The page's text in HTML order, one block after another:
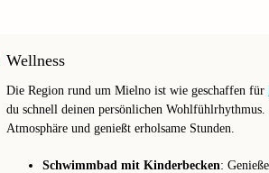
Wellness
Die Region rund um Mielno ist wie geschaffen für
du schnell deinen persönlichen
Atmosphäre und genießt erholsame Stunden.
Schwimmbad mit Kinderbecken: